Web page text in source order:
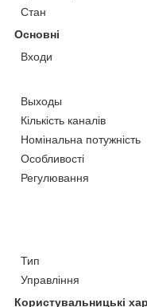
Стан
Основні
Входи
Выходы
Кількість каналів
Номінальна потужність
Особливості
Регулювання
Тип
Управління
Користувальницькі